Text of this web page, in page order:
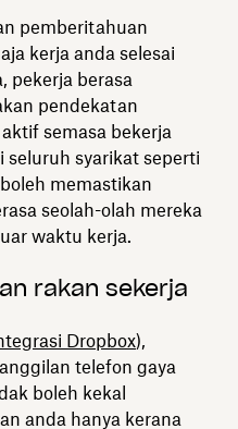
pemberitahuan
kerja anda selesai
pekerja berasa
pendekatan
semasa bekerja
syarikat seperti
boleh memastikan
seolah-olah mereka
waktu kerja.
rakan sekerja
Dropbox),
telefon gaya
boleh kekal
anda hanya kerana